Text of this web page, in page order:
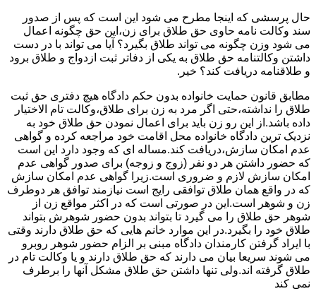
حال پرسشی که اینجا مطرح می شود این است که پس از صدور
سند وکالت نامه حاوی حق طلاق برای زن،این حق چگونه اعمال
می شود وزن چگونه می تواند طلاق بگیرد؟ آیا می تواند با در دست
داشتن وکالتنامه حق طلاق به یکی از دفاتر ثبت ازدواج و طلاق برود
و طلاقنامه دریافت کند؟ خیر.
مطابق قانون حمایت خانواده بدون حکم دادگاه هیچ دفتری حق ثبت
طلاق را نداشته،حتی اگر مرد به زن برای طلاق،وکالت تام الاختیار
داده باشد.از این رو زن باید برای اعمال نمودن حق طلاق خود به
نزدیک ترین دادگاه خانواده محل اقامت خود مراجعه کرده و گواهی
عدم امکان سازش،دریافت کند.مساله ای که وجود دارد این است
که حضور داشتن هر دو نفر (زوج و زوجه) برای صدور گواهی عدم
امکان سازش لازم و ضروری است.زیرا گواهی عدم امکان سازش
که در واقع همان طلاق توافقی رایج است نیازمند توافق هر دوطرف
زن و شوهر است.این در صورتی است که در اکثر مواقع زن از
شوهر حق طلاق را می گیرد تا بتواند بدون حضور شوهرش بتواند
طلاق خود را بگیرد.در این موارد خانم هایی که حق طلاق دارند وقتی
با ایراد گرفتن کارمندان دادگاه مبنی بر الزام حضور شوهر روبرو
می شوند سریعا بیان می دارند که حق طلاق دارند و یا وکالت تام در
طلاق گرفته اند.ولی تنها داشتن حق طلاق مشکل آنها را برطرف
نمی کند